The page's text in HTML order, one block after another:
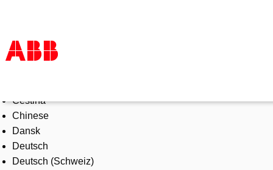
Products & Solutions
Industries
Services
About us
Where to buy
Čeština
Chinese
Dansk
Deutsch
Deutsch (Schweiz)